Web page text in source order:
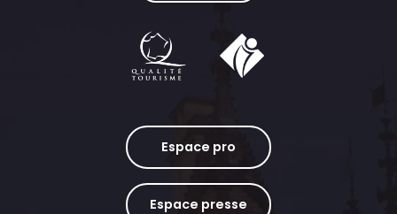
Espace pro
Espace presse